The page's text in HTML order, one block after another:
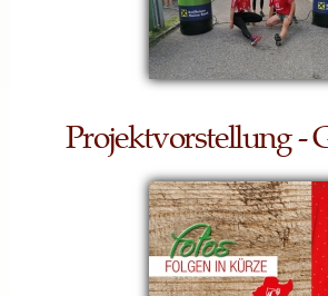
Projektvorstellung -